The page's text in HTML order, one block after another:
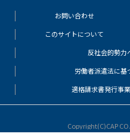
お問い合わせ
このサイトについて
反社会的勢力
労働者派遣法に基
適格請求書発行事
Copyright(C)CAP